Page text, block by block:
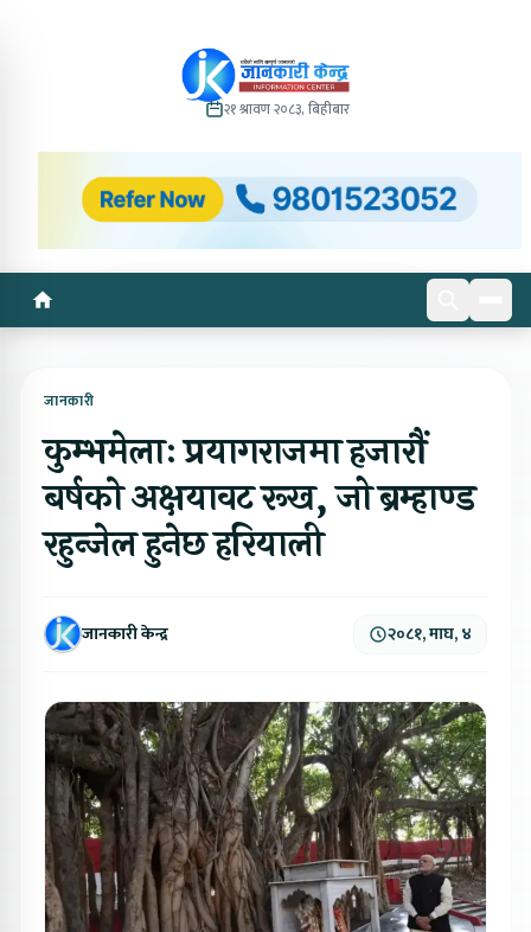
२१ श्रावण २०८३, बिहीबार
जानकारी
कुम्भमेलाः प्रयागराजमा हजारौं
बर्षकाे अक्षयावट रूख, जो ब्रम्हाण्ड
रहुन्जेल हुनेछ हरियाली
जानकारी केन्द्र २०८१, माघ, ४